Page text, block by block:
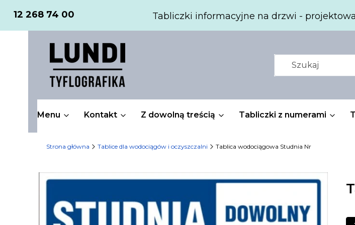
12 268 74 00 Tabliczki informacyjne na drzwi -
Menu Kontakt Z dowolną treścią Tabliczki z numerami
Strona główna Tablice dla wodociągów i oczyszczalni Tablica wodociągowa Studnia Nr